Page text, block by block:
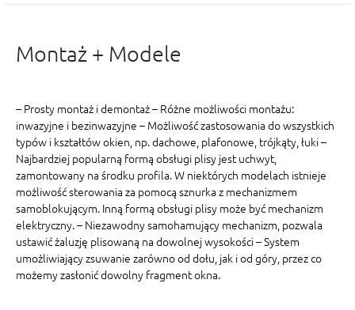
Montaż + Modele
– Prosty montaż i demontaż – Różne możliwości montażu:
inwazyjne i bezinwazyjne – Możliwość zastosowania do wszystkich
typów i kształtów okien, np. dachowe, plafonowe, trójkąty, łuki –
Najbardziej popularną formą obsługi plisy jest uchwyt,
zamontowany na środku profila. W niektórych modelach istnieje
możliwość sterowania za pomocą sznurka z mechanizmem
samoblokującym. Inną formą obsługi plisy może być mechanizm
elektryczny. – Niezawodny samohamujący mechanizm, pozwala
ustawić żaluzję plisowaną na dowolnej wysokości – System
umożliwiający zsuwanie zarówno od dołu, jak i od góry, przez co
możemy zasłonić dowolny fragment okna.